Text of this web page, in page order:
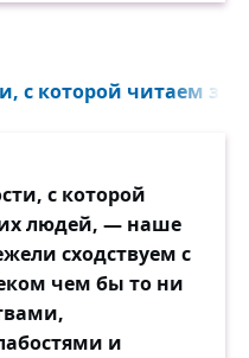
отдать.
не всем.
людей
повода
по проводу.
с которой читаем
с которой
людей, — наше
сходствуем с
чем бы то ни
и